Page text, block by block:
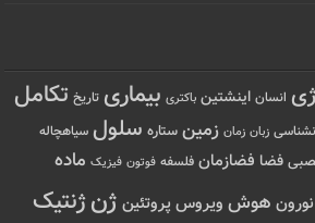
انسان اینشتین باکتری بیماری تاریخ تکامل
زبان زمان زمین ستاره سلول سیاهچاله
فضا فضازمان فلسفه فوتون فیزیک ماده
نورون هوش ویروس پروتئین ژنژنتیک